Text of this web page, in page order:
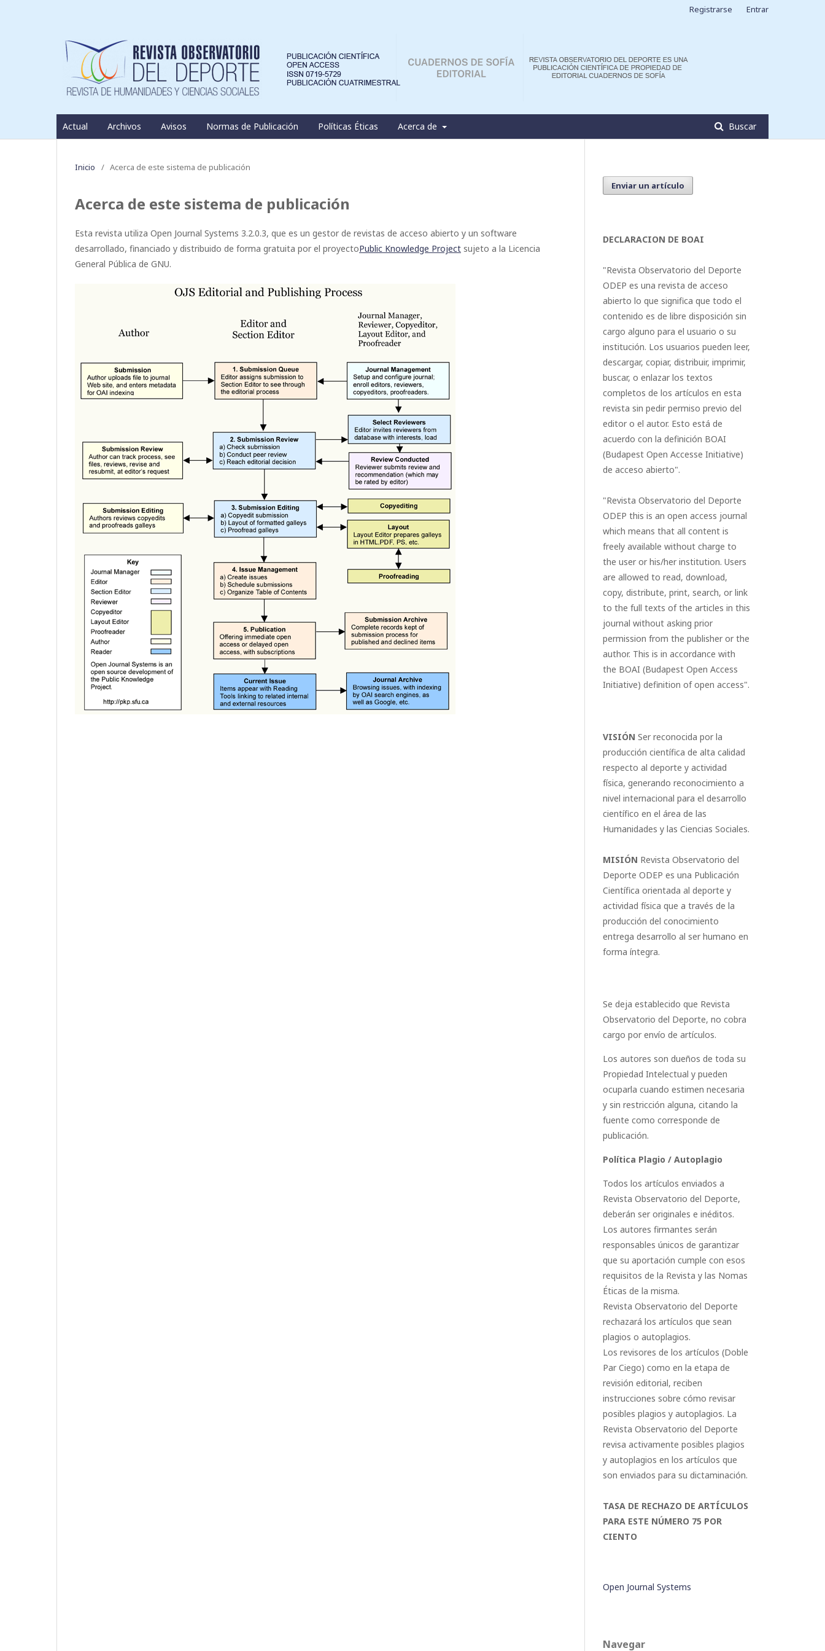
Actual Archivos Avisos Normas de Publicación Políticas Éticas Acerca de Buscar
Registrarse Entrar
Inicio / Acerca de este sistema de publicación
Acerca de este sistema de publicación
Esta revista utiliza Open Journal Systems 3.2.0.3, que es un gestor de revistas de acceso abierto y un software
desarrollado, financiado y distribuido de forma gratuita por el proyectoPublic Knowledge Project sujeto a la Licencia
General Pública de GNU.
Enviar un artículo
DECLARACION DE BOAI
"Revista Observatorio del Deporte
ODEP es una revista de acceso
abierto lo que significa que todo el
contenido es de libre disposición sin
cargo alguno para el usuario o su
institución. Los usuarios pueden leer,
descargar, copiar, distribuir, imprimir,
buscar, o enlazar los textos
completos de los artículos en esta
revista sin pedir permiso previo del
editor o el autor. Esto está de
acuerdo con la definición BOAI
(Budapest Open Accesse Initiative)
de acceso abierto".
"Revista Observatorio del Deporte
ODEP this is an open access journal
which means that all content is
freely available without charge to
the user or his/her institution. Users
are allowed to read, download,
copy, distribute, print, search, or link
to the full texts of the articles in this
journal without asking prior
permission from the publisher or the
author. This is in accordance with
the BOAI (Budapest Open Access
Initiative) definition of open access".
VISIÓN Ser reconocida por la
producción científica de alta calidad
respecto al deporte y actividad
física, generando reconocimiento a
nivel internacional para el desarrollo
científico en el área de las
Humanidades y las Ciencias Sociales.
MISIÓN Revista Observatorio del
Deporte ODEP es una Publicación
Científica orientada al deporte y
actividad física que a través de la
producción del conocimiento
entrega desarrollo al ser humano en
forma íntegra.
Se deja establecido que Revista
Observatorio del Deporte, no cobra
cargo por envío de artículos.
Los autores son dueños de toda su
Propiedad Intelectual y pueden
ocuparla cuando estimen necesaria
y sin restricción alguna, citando la
fuente como corresponde de
publicación.
Política Plagio / Autoplagio
Todos los artículos enviados a
Revista Observatorio del Deporte,
deberán ser originales e inéditos.
Los autores firmantes serán
responsables únicos de garantizar
que su aportación cumple con esos
requisitos de la Revista y las Nomas
Éticas de la misma.
Revista Observatorio del Deporte
rechazará los artículos que sean
plagios o autoplagios.
Los revisores de los artículos (Doble
Par Ciego) como en la etapa de
revisión editorial, reciben
instrucciones sobre cómo revisar
posibles plagios y autoplagios. La
Revista Observatorio del Deporte
revisa activamente posibles plagios
y autoplagios en los artículos que
son enviados para su dictaminación.
TASA DE RECHAZO DE ARTÍCULOS
PARA ESTE NÚMERO 75 POR
CIENTO
Open Journal Systems
Navegar